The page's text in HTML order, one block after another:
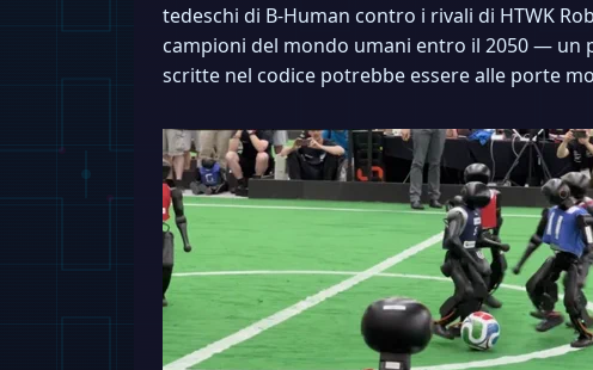
tedeschi di B-Human contro i rivali di HTWK
campioni del mondo umani entro il 2050 — un
scritte nel codice potrebbe essere alle porte